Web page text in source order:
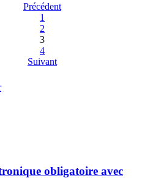
Précédent
1
2
3
4
Suivant
obligatoire avec